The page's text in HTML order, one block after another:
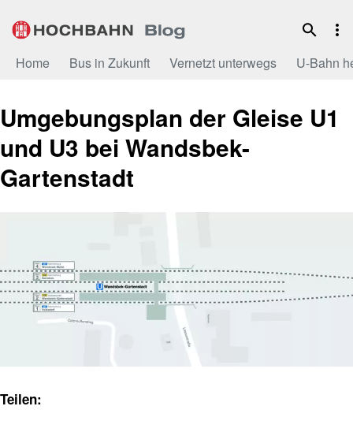
Inhalt
Home Bus in Zukunft Vernetzt unterwegs U-Bahn
Umgebungsplan der Gleise U1
und U3 bei Wandsbek-
Gartenstadt
Teilen: